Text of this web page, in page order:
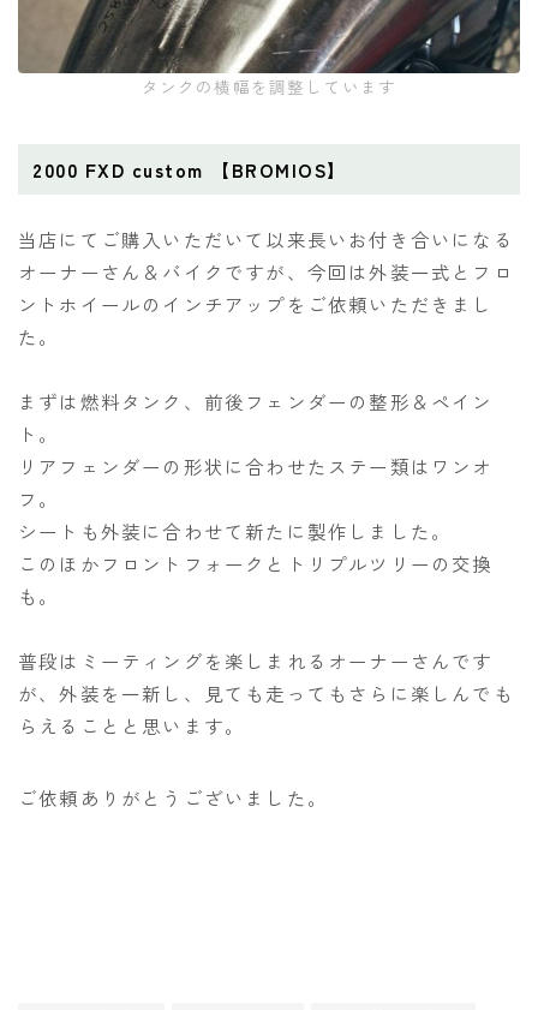
タンクの横幅を調整しています
2000 FXD custom 【BROMIOS】
当店にてご購入いただいて以来長いお付き合いになる
オーナーさん＆バイクですが、今回は外装一式とフロ
ントホイールのインチアップをご依頼いただきまし
た。
まずは燃料タンク、前後フェンダーの整形＆ペイン
ト。
リアフェンダーの形状に合わせたステー類はワンオ
フ。
シートも外装に合わせて新たに製作しました。
このほかフロントフォークとトリプルツリーの交換
も。
普段はミーティングを楽しまれるオーナーさんです
が、外装を一新し、見ても走ってもさらに楽しんでも
らえることと思います。
ご依頼ありがとうございました。